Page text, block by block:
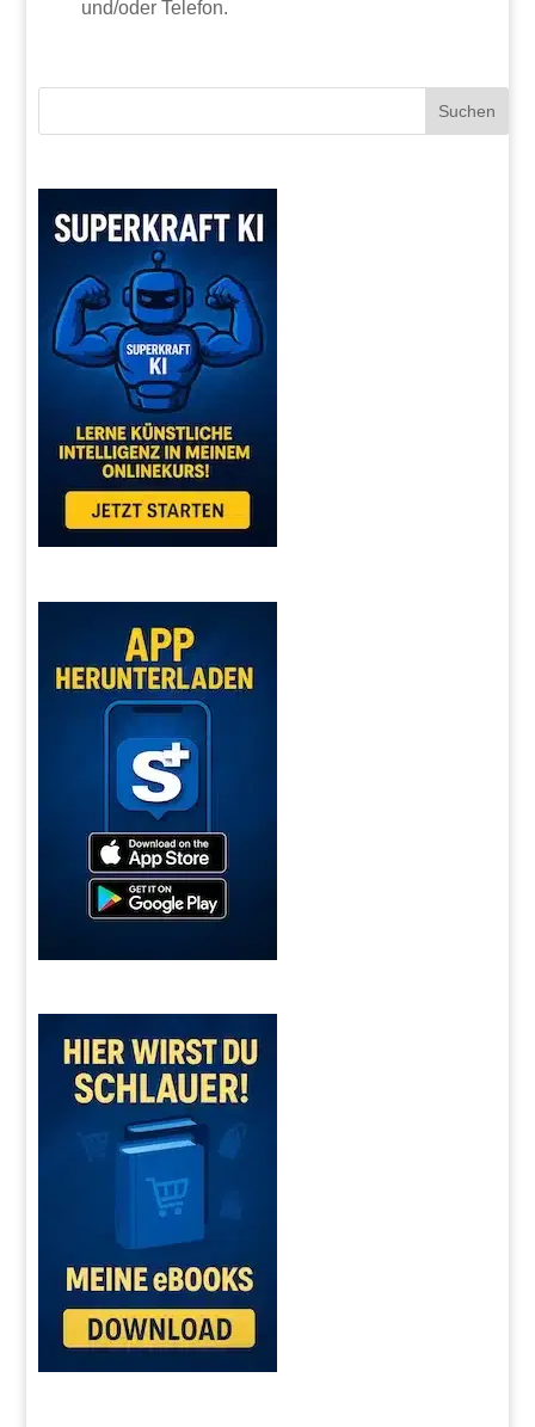
und/oder Telefon.